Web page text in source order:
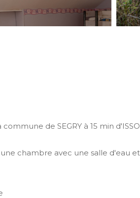
de SEGRY à 15 min
chambre avec une salle d'eau